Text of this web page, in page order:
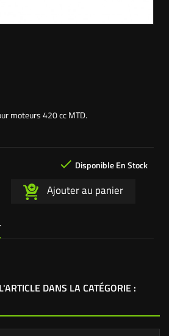
moteurs 420 cc MTD.
 Disponible En Stock
Ajouter au panier
DANS LA CATÉGORIE :